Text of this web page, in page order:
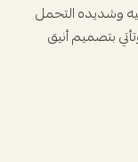
وشديده التحمل
بتصميم أنيق